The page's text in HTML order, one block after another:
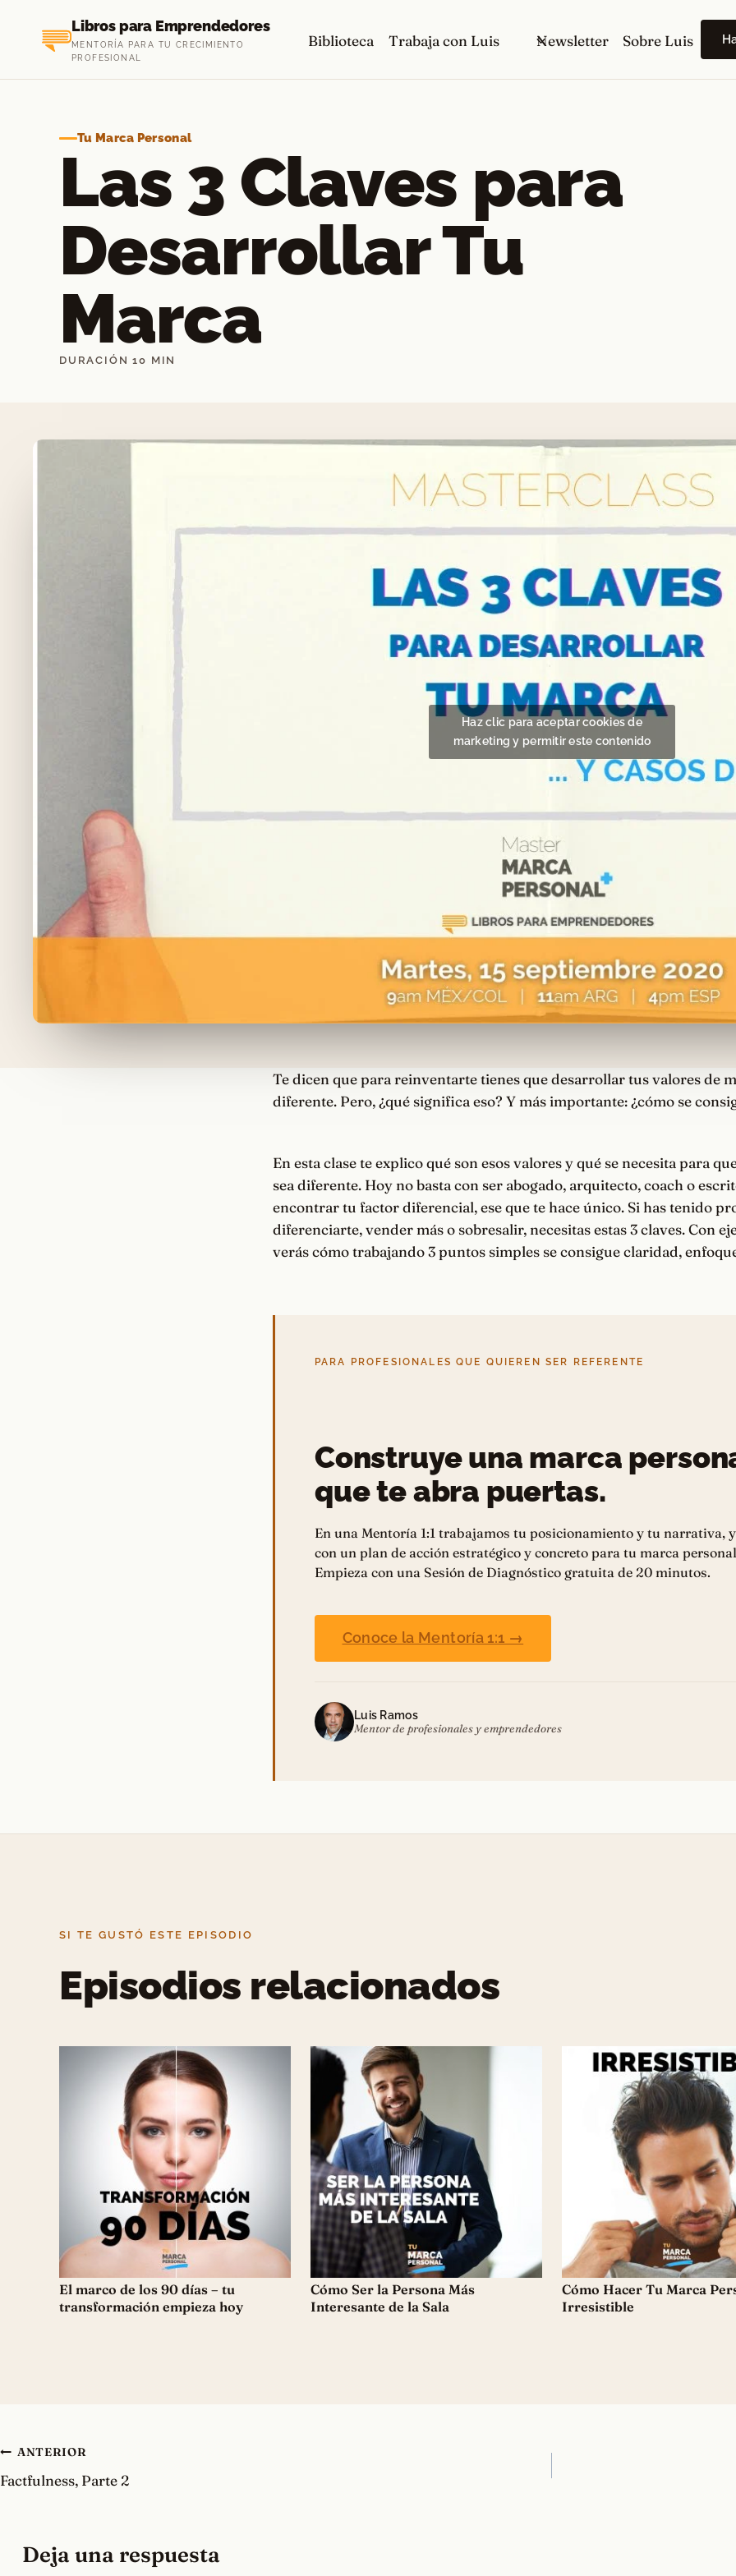
contenido
Libros para Emprendedores
MENTORÍA PARA TU CRECIMIENTO
PROFESIONAL
Biblioteca Trabaja con Luis Newsletter Sobre Luis
Tu Marca Personal
Las 3 Claves para
Desarrollar Tu
Marca
DURACIÓN 10 MIN
Haz clic para aceptar cookies de
marketing y permitir este contenido
Te dicen que para reinventarte tienes que desarrollar tus valores de
diferente. Pero, ¿qué significa eso? Y más importante: ¿cómo se
En esta clase te explico qué son esos valores y qué se necesita para
sea diferente. Hoy no basta con ser abogado, arquitecto, coach o
encontrar tu factor diferencial, ese que te hace único. Si has tenido
diferenciarte, vender más o sobresalir, necesitas estas 3 claves. Con
verás cómo trabajando 3 puntos simples se consigue claridad,
PARA PROFESIONALES QUE QUIEREN SER REFERENTE
Construye una marca
que te abra puertas.
En una Mentoría 1:1 trabajamos tu posicionamiento y tu narrativa,
con un plan de acción estratégico y concreto para tu marca
Empieza con una Sesión de Diagnóstico gratuita de 20 minutos.
Conoce la Mentoría 1:1 →
Luis Ramos
Mentor de profesionales y emprendedores
SI TE GUSTÓ ESTE EPISODIO
Episodios relacionados
El marco de los 90 días – tu
transformación empieza hoy
Cómo Ser la Persona Más
Interesante de la Sala
Cómo Hacer Tu Marca
Irresistible
Navegación
de
ANTERIOR
Factfulness, Parte 2
Deja una respuesta